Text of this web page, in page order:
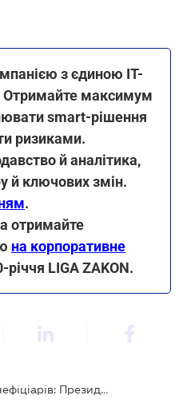
з єдиною ІТ-
максимум
smart-рішення
ризиками.
й аналітика,
й ключових змін.
.
отримайте
на корпоративне
річчя LIGA ZAKON.
Інформація про кінцевих бенефіціарів: Президент пропонує надавати її через Дію